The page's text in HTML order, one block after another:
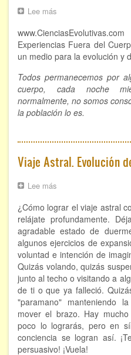
Sincroinducción.
Hipnosis clínica
Hipnosis proyectiva
Hipnosis regresiva
DESCARGAS
Lee más
astral,
evolución
de
conciencia
Experiencias Fuera del
un medio para la evolución y
Todos permanecemos por
cuerpo, cada noche
normalmente, no somos
la población lo es.
Viaje Astral. Evolución
Lee más
Astral.
Evolución
de
la
conciencia
¿Cómo lograr el viaje astral
relájate profundamente.
agradable estado de
algunos ejercicios de
voluntad e intención de
Quizás volando, quizás
junto al techo o visitando a
de ti o que ya falleció.
"paramano" manteniendo
mover el brazo. Hay
poco lo lograrás, pero en
conciencia se logran así.
persuasivo! ¡Vuela!